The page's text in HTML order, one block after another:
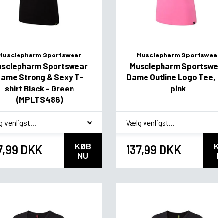
Sportswear
Sportswear
Strong & Sexy T-
shirt Black - Green
(MPLTS486)
DKK
KØB
NU
Musclepharm
Musclepharm
Dame Outline Logo
pink
* smag
137,99 DKK